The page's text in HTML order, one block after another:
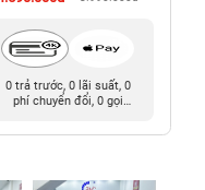
0 trả trước, 0 lãi suất, 0
phí chuyển đổi, 0 gọi